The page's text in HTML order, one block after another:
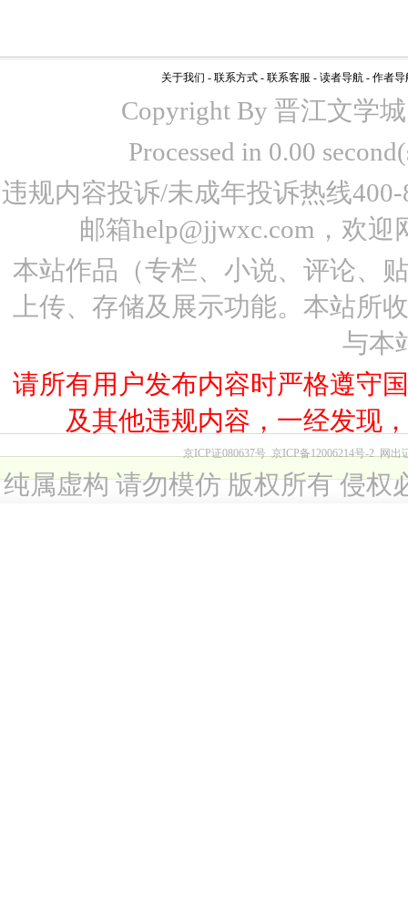
关于我们 - 联系方式 - 联系客服 - 读者导航 - 作者导
Copyright By 晋江文学
Processed in 0.00
违规内容投诉/未成年投诉热线
邮箱help@jjwxc.com，欢
本站作品（专栏、小说、评论、
上传、存储及展示功能。本站所
与本
请所有用户发布内容时严格遵守
及其他违规内容，一经发现
京ICP证080637号 京ICP备12006214号-2 网出
纯属虚构 请勿模仿 版权所有 侵权